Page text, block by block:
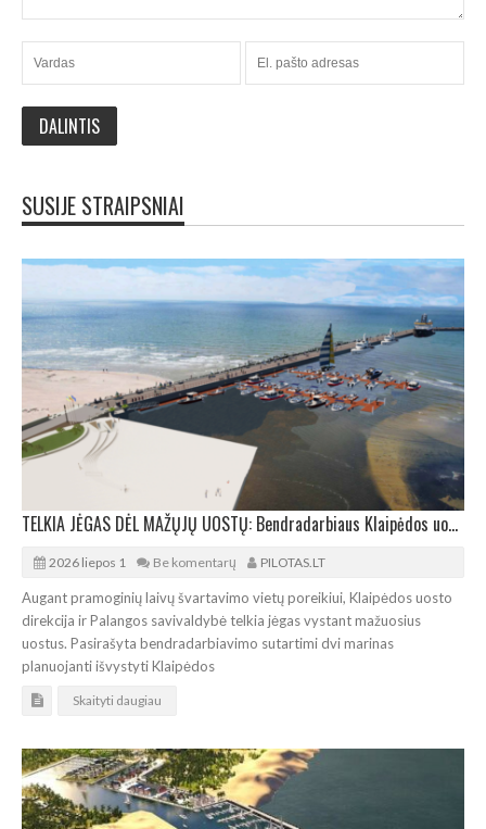
SUSIJE STRAIPSNIAI
TELKIA JĖGAS DĖL MAŽŲJŲ UOSTŲ: Bendradarbiaus Klaipėdos uosto direkcija ir Palangos savivaldybė
2026 liepos 1 Be komentarų PILOTAS.LT
Augant pramoginių laivų švartavimo vietų poreikiui, Klaipėdos uosto
direkcija ir Palangos savivaldybė telkia jėgas vystant mažuosius
uostus. Pasirašyta bendradarbiavimo sutartimi dvi marinas
planuojanti išvystyti Klaipėdos
Skaityti daugiau